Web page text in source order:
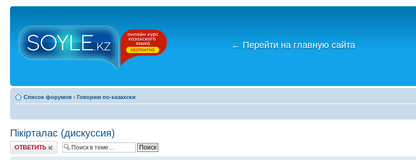
← Перейти на главную сайта
Список форумов ‹ Говорим по-казахски
Пікірталас (дискуссия)
Ответить